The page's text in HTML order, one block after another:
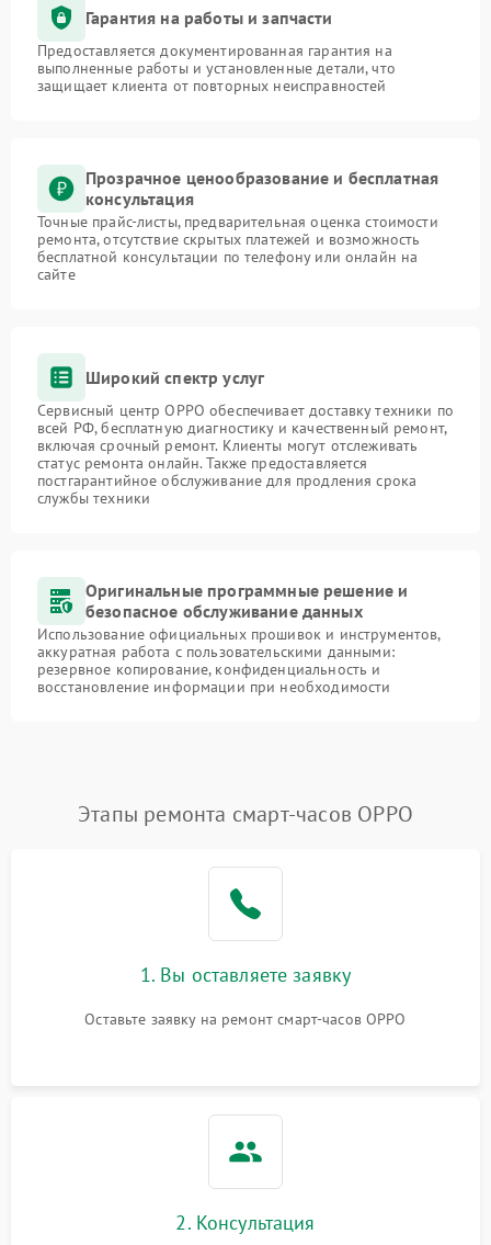
Гарантия на работы и запчасти
Предоставляется документированная гарантия на
выполненные работы и установленные детали, что
защищает клиента от повторных неисправностей
Прозрачное ценообразование и бесплатная
консультация
Точные прайс-листы, предварительная оценка стоимости
ремонта, отсутствие скрытых платежей и возможность
бесплатной консультации по телефону или онлайн на
сайте
Широкий спектр услуг
Сервисный центр OPPO обеспечивает доставку техники по
всей РФ, бесплатную диагностику и качественный ремонт,
включая срочный ремонт. Клиенты могут отслеживать
статус ремонта онлайн. Также предоставляется
постгарантийное обслуживание для продления срока
службы техники
Оригинальные программные решение и
безопасное обслуживание данных
Использование официальных прошивок и инструментов,
аккуратная работа с пользовательскими данными:
резервное копирование, конфиденциальность и
восстановление информации при необходимости
Этапы ремонта смарт-часов OPPO
1. Вы оставляете заявку
Оставьте заявку на ремонт смарт-часов OPPO
2. Консультация